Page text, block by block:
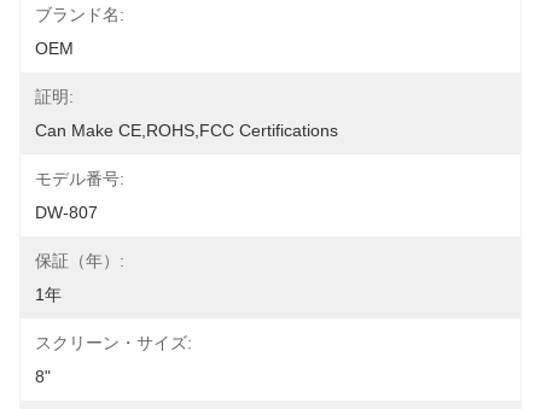
ブランド名:
OEM
証明:
Can Make CE,ROHS,FCC Certifications
モデル番号:
DW-807
保証（年）:
1年
スクリーン・サイズ:
8"